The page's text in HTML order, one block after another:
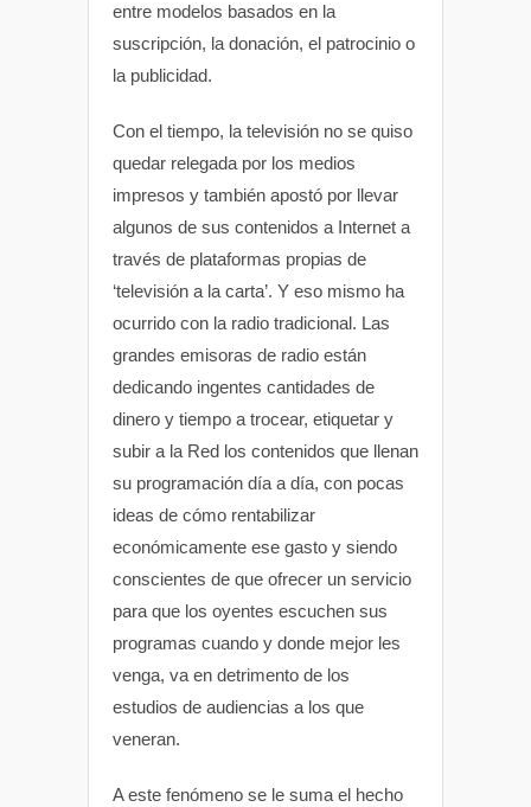
entre modelos basados en la
suscripción, la donación, el patrocinio o
la publicidad.
Con el tiempo, la televisión no se quiso
quedar relegada por los medios
impresos y también apostó por llevar
algunos de sus contenidos a Internet a
través de plataformas propias de
‘televisión a la carta’. Y eso mismo ha
ocurrido con la radio tradicional. Las
grandes emisoras de radio están
dedicando ingentes cantidades de
dinero y tiempo a trocear, etiquetar y
subir a la Red los contenidos que llenan
su programación día a día, con pocas
ideas de cómo rentabilizar
económicamente ese gasto y siendo
conscientes de que ofrecer un servicio
para que los oyentes escuchen sus
programas cuando y donde mejor les
venga, va en detrimento de los
estudios de audiencias a los que
veneran.
A este fenómeno se le suma el hecho